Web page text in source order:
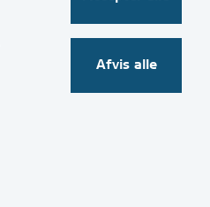
Afvis alle